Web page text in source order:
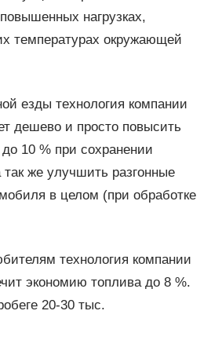
нагрузках,
температурах окружающей
езды технология компании
дешево и просто повысить
10 % при сохранении
так же улучшить разгонные
в целом (при обработке
технология компании
экономию топлива до 8 %.
20-30 тыс.